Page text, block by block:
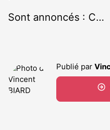
Sont annoncés : C…
Publié par